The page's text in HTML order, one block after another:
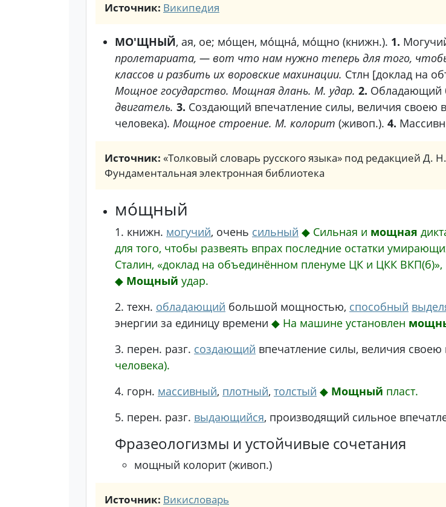
Источник: Википедия
МО'ЩНЫЙ, ая, ое; мо́щен, мо́щна́, мо́щно (книжн.). 1.
пролетариата, — вот что нам нужно теперь для того,
классов и разбить их воровские махинации. Стлн [доклад на
Мощное государство. Мощная длань. М. удар. 2. Обладающий
двигатель. 3. Создающий впечатление силы, величия своею
человека). Мощное строение. М. колорит (живоп.). 4.
Источник: «Толковый словарь русского языка» под редакцией Д.
Фундаментальная электронная библиотека
мо́щный
1. книжн. могучий, очень сильный ◆ Сильная и мощная
для того, чтобы развеять впрах последние остатки
Сталин, «доклад на объединённом пленуме ЦК и ЦКК ВКП(б)»,
◆ Мощный удар.
2. техн. обладающий большой мощностью, способный
энергии за единицу времени ◆ На машине установлен
3. перен. разг. создающий впечатление силы, величия
человека).
4. горн. массивный, плотный, толстый ◆ Мощный пласт.
5. перен. разг. выдающийся, производящий сильное
Фразеологизмы и устойчивые сочетания
мощный колорит (живоп.)
Источник: Викисловарь